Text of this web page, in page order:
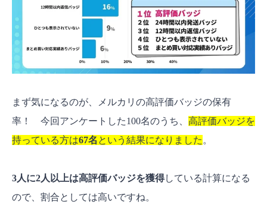
まず気になるのが、メルカリの高評価バッジの保有
率！ 今回アンケートした100名のうち、 高評価バッジを
持っている方は67名 という結果になりました 。
3人に2人以上は高評価バッジを獲得している計算になる
ので、割合としては高いですね。